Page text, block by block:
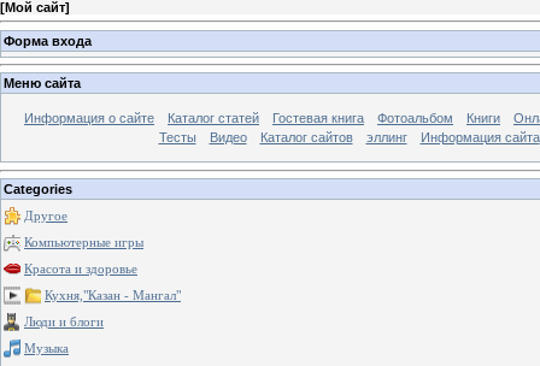
[Мой сайт]
Форма входа
Меню сайта
Информация о сайте Каталог статей Гостевая книга Фотоальбом Книги
Тесты
Видео Каталог сайтов эллинг Информация сайта
Categories
Другое
Компьютерные игры
Красота и здоровье
Кухня,"Казан - Мангал"
Люди и блоги
Музыка